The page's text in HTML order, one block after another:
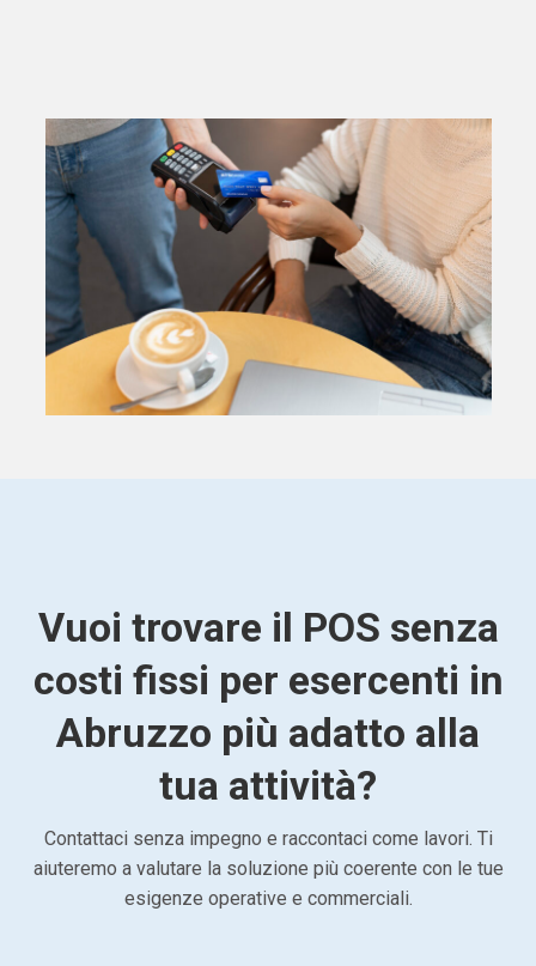
Vuoi trovare il POS senza
costi fissi per esercenti in
Abruzzo più adatto alla
tua attività?
Contattaci senza impegno e raccontaci come lavori. Ti
aiuteremo a valutare la soluzione più coerente con le tue
esigenze operative e commerciali.